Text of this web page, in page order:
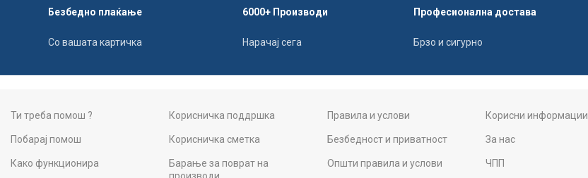
Безбедно плаќање
Со вашата картичка
6000+ Производи
Нарачај сега
Професионална достава
Брзо и сигурно
Ти треба помош ?
Побарај помош
Како функционира
Корисничка поддршка
Корисничка сметка
Барање за поврат на
Правила и услови
Безбедност и приватност
Општи правила и услови
Корисни информации
За нас
ЧПП